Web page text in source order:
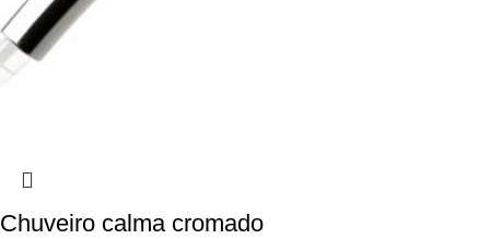
Chuveiro calma cromado